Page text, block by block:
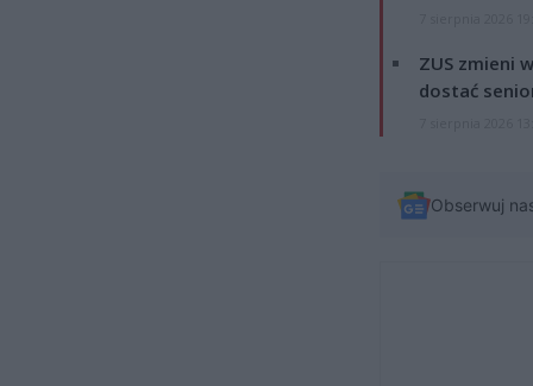
ZUS zmieni
dostać
Obserwuj